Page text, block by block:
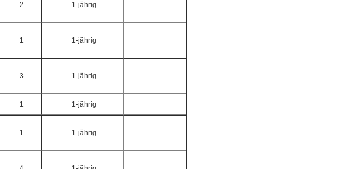
2 1-jährig
1 1-jährig
3 1-jährig
1 1-jährig
1 1-jährig